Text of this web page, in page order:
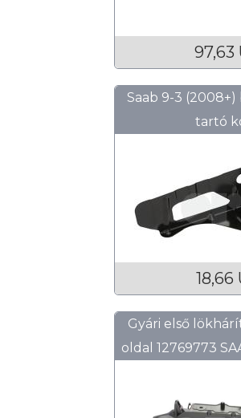
97,63
Saab 9-3
tartó
18,66
Gyári első
oldal 12769773